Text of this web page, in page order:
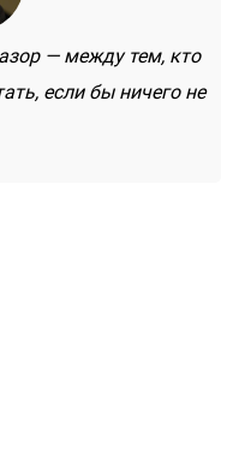
— между тем, кто
если бы ничего не